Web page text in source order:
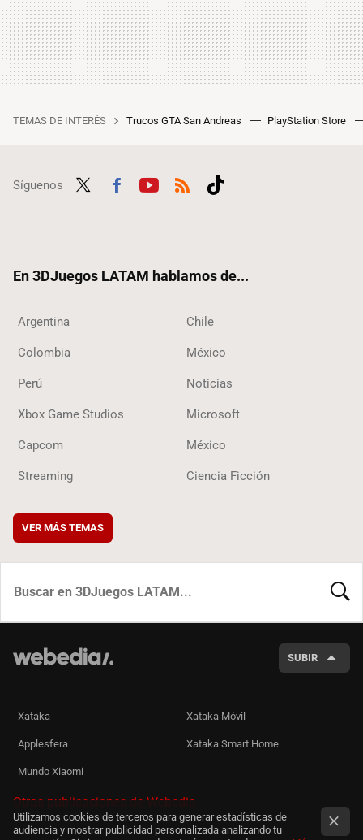
TEMAS DE INTERÉS Trucos GTA San Andreas PlayStation Store
Síguenos
En 3DJuegos LATAM hablamos de...
Argentina Chile
Colombia México
Perú Noticias
Xbox Game Studios Microsoft
Capcom México
Streaming Ciencia Ficción
VER MÁS TEMAS
SUBIR
Xataka Xataka Móvil
Applesfera Xataka Smart Home
Mundo Xiaomi
Otras publicaciones de Webedia
Utilizamos cookies de terceros para generar estadísticas de
audiencia y mostrar publicidad personalizada analizando tu